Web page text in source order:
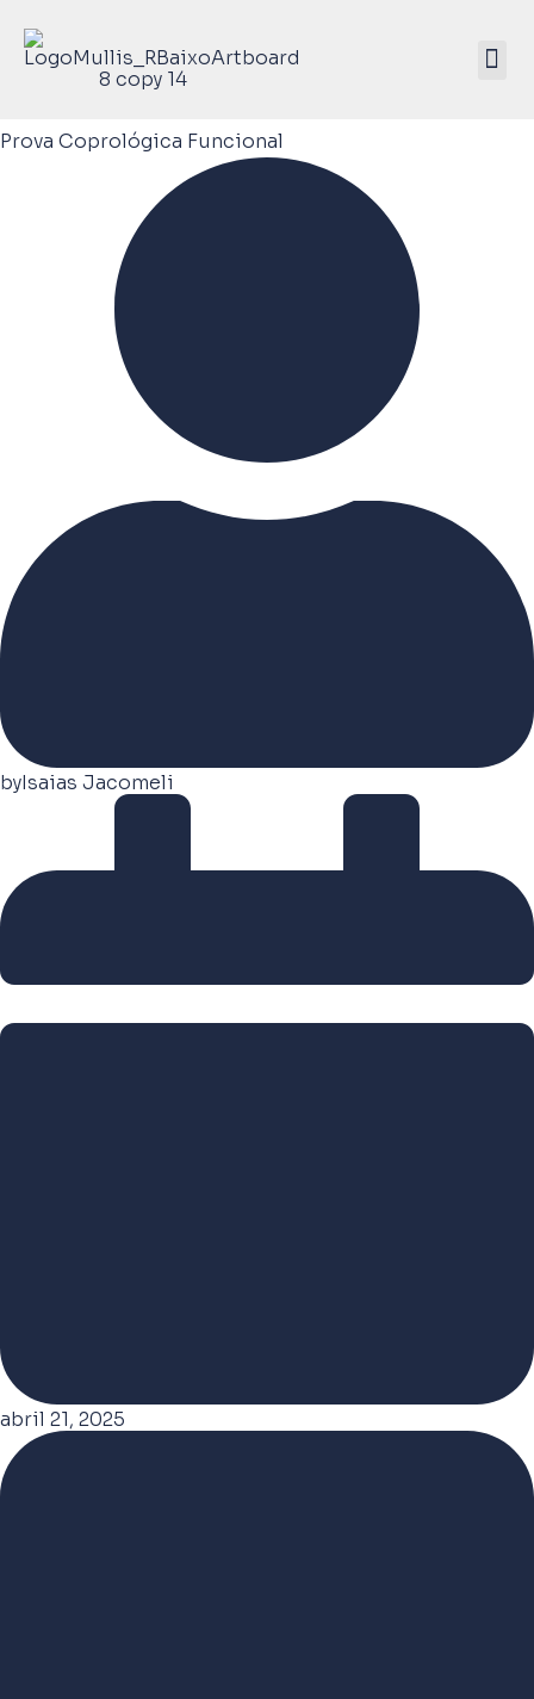
Prova Coprológica Funcional
byIsaias Jacomeli
abril 21, 2025